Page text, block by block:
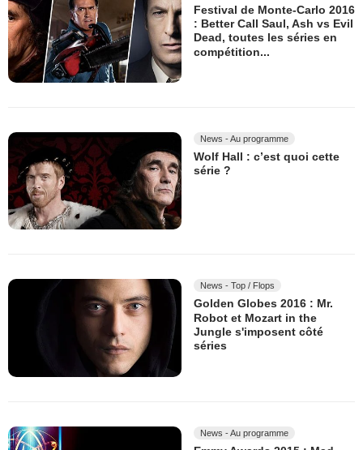
Festival de Monte-Carlo 2016
: Better Call Saul, Ash vs Evil
Dead, toutes les séries en
compétition...
News - Au programme
Wolf Hall : c’est quoi cette
série ?
News - Top / Flops
Golden Globes 2016 : Mr.
Robot et Mozart in the
Jungle s'imposent côté
séries
News - Au programme